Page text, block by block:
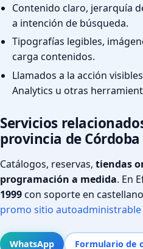
Contenido claro, jerarquía
a intención de búsqueda.
Tipografías legibles,
carga contenidos.
Llamados a la acción
Analytics u otras
Servicios
provincia de Córdoba
Catálogos, reservas, tiendas
programación a medida. En
1999con soporte en
promo sitio autoadministrable
WhatsApp Formulario de